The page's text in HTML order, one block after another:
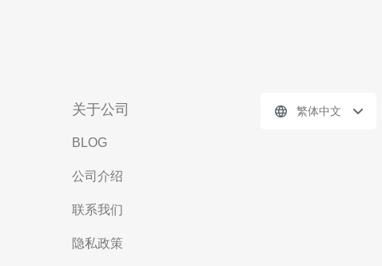
关于公司
BLOG
公司介绍
联系我们
隐私政策
繁体中文